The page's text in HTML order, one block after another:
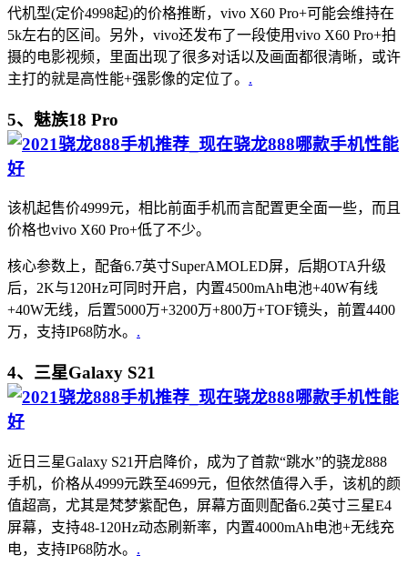
代机型(定价4998起)的价格推断，vivo X60 Pro+可能会维持在
5k左右的区间。另外，vivo还发布了一段使用vivo X60 Pro+拍
摄的电影视频，里面出现了很多对话以及画面都很清晰，或许
主打的就是高性能+强影像的定位了。 .
5、魅族18 Pro
该机起售价4999元，相比前面手机而言配置更全面一些，而且
价格也vivo X60 Pro+低了不少。
核心参数上，配备6.7英寸SuperAMOLED屏，后期OTA升级
后，2K与120Hz可同时开启，内置4500mAh电池+40W有线
+40W无线，后置5000万+3200万+800万+TOF镜头，前置4400
万，支持IP68防水。 .
4、三星Galaxy S21
近日三星Galaxy S21开启降价，成为了首款“跳水”的骁龙888
手机，价格从4999元跌至4699元，但依然值得入手，该机的颜
值超高，尤其是梵梦紫配色，屏幕方面则配备6.2英寸三星E4
屏幕，支持48-120Hz动态刷新率，内置4000mAh电池+无线充
电，支持IP68防水。 .